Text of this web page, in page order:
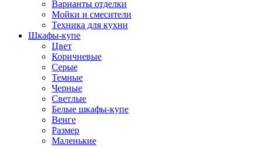
Варианты отделки
Мойки и смесители
Техника для кухни
Шкафы-купе
Цвет
Коричневые
Серые
Темные
Черные
Светлые
Белые шкафы-купе
Венге
Размер
Маленькие